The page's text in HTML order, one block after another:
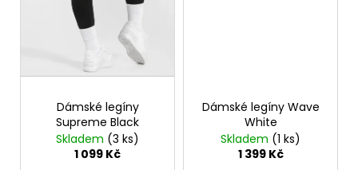
Dámské legíny
Supreme Black
Skladem (3 ks)
1 099 Kč
Dámské legíny Wave
White
Skladem (1 ks)
1 399 Kč